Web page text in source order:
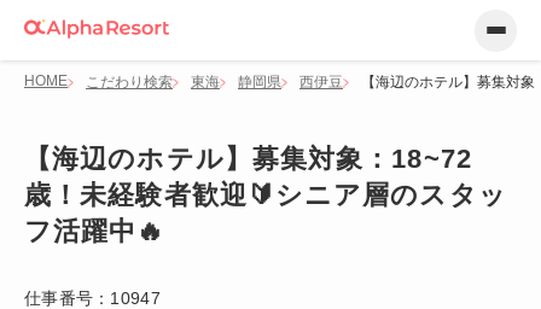
HOME こだわり検索 東海 静岡県 西伊豆 【海辺のホテル】募集対
【海辺のホテル】募集対象：18~72
歳！未経験者歓迎🔰シニア層のスタッ
フ活躍中🔥
仕事番号： 10947